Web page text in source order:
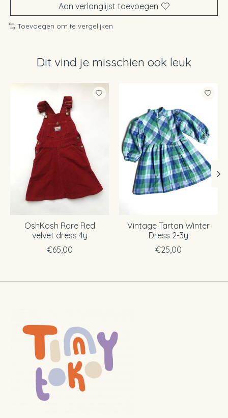
Aan verlanglijst toevoegen
Toevoegen om te vergelijken
Dit vind je misschien ook leuk
Items van productcarrousel
OshKosh Rare Red
velvet dress 4y
€65,00
Vintage Tartan Winter
Dress 2-3y
€25,00